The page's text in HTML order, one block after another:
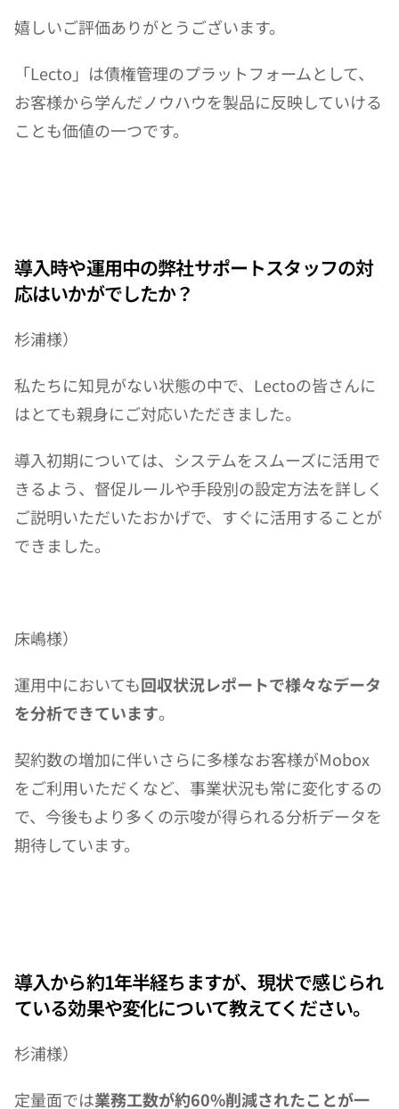
嬉しいご評価ありがとうございます。
「Lecto」は債権管理のプラットフォームとして、
お客様から学んだノウハウを製品に反映していける
ことも価値の一つです。
導入時や運用中の弊社サポートスタッフの対
応はいかがでしたか？
杉浦様）
私たちに知見がない状態の中で、Lectoの皆さんに
はとても親身にご対応いただきました。
導入初期については、システムをスムーズに活用で
きるよう、督促ルールや手段別の設定方法を詳しく
ご説明いただいたおかげで、すぐに活用することが
できました。
床嶋様）
運用中においても回収状況レポートで様々なデータ
を分析できています。
契約数の増加に伴いさらに多様なお客様がMobox
をご利用いただくなど、事業状況も常に変化するの
で、今後もより多くの示唆が得られる分析データを
期待しています。
導入から約1年半経ちますが、現状で感じられ
ている効果や変化について教えてください。
杉浦様）
定量面では業務工数が約60%削減されたことが一